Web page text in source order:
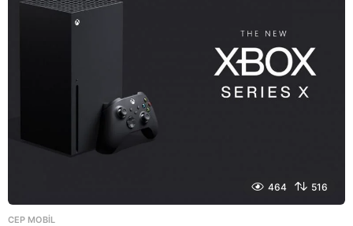
464 516
CEP MOBIL